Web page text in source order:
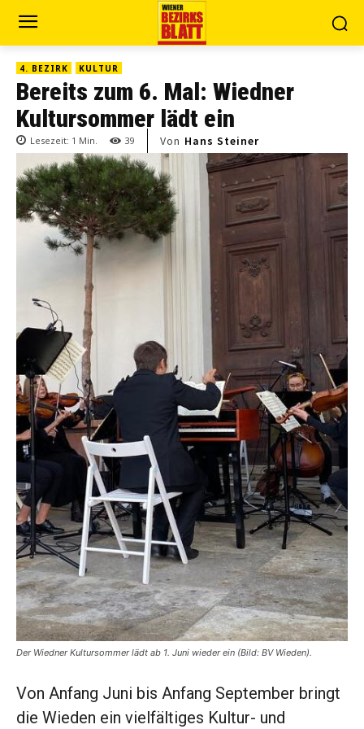
4. BEZIRK KULTUR
Bereits zum 6. Mal: Wiedner
Kultursommer lädt ein
Lesezeit: 1 Min. 39 Von Hans Steiner
Der Wiedner Kultursommer lädt ab 1. Juni wieder ein (Bild: BV Wieden).
Von Anfang Juni bis Anfang September bringt
die Wieden ein vielfältiges Kultur- und